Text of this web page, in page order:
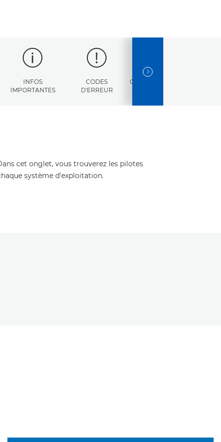
INFOS
IMPORTANTES
CODES
D'ERREUR
CARACTÉRISTIQUES
NEXT SLIDE
cet onglet, vous trouverez les pilotes
système d'exploitation.